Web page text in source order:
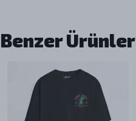
Benzer Ürünler